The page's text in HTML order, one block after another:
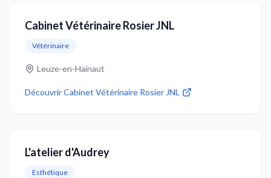
Cabinet Vétérinaire Rosier JNL
Vétérinaire
Leuze-en-Hainaut
DécouvrirCabinet Vétérinaire Rosier JNL
L'atelier d'Audrey
Esthétique